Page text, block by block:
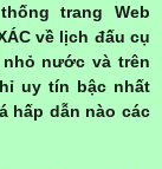
trang Web
về lịch đấu cụ
nước và trên
uy tín bậc nhất
hấp dẫn nào các